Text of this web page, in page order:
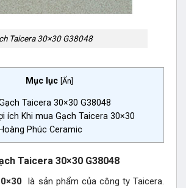
Taicera 30×30 G38048
Mục lục [Ẩn]
Taicera 30×30 G38048
ích Khi mua Gạch Taicera 30×30
Phúc Ceramic
Taicera 30×30 G38048
là sản phẩm của công ty Taicera.